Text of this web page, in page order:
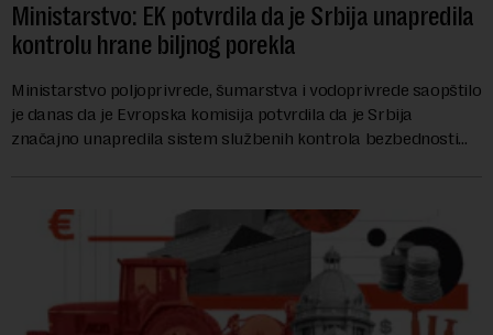
Ministarstvo: EK potvrdila da je Srbija unapredila
kontrolu hrane biljnog porekla
Ministarstvo poljoprivrede, šumarstva i vodoprivrede saopštilo
je danas da je Evropska komisija potvrdila da je Srbija
značajno unapredila sistem službenih kontrola bezbednosti